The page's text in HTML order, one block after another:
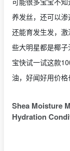
养发丝，还可以
还能育发生发，
些大明星都是椰
宝快试一试这款
油，好闻好用价格
Shea Moisture
Hydration